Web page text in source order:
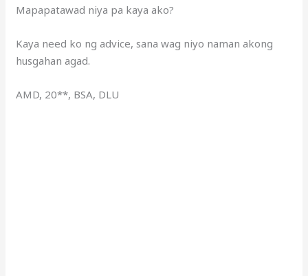
Mapapatawad niya pa kaya ako?
Kaya need ko ng advice, sana wag niyo naman akong
husgahan agad.
AMD, 20**, BSA, DLU